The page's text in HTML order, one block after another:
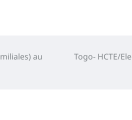
au
Togo- HCTE/